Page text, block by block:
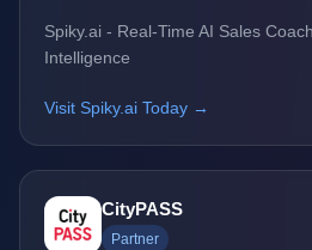
Spiky.ai - Real-Time AI Sales
Intelligence
Visit Spiky.ai Today →
CityPASS
Partner